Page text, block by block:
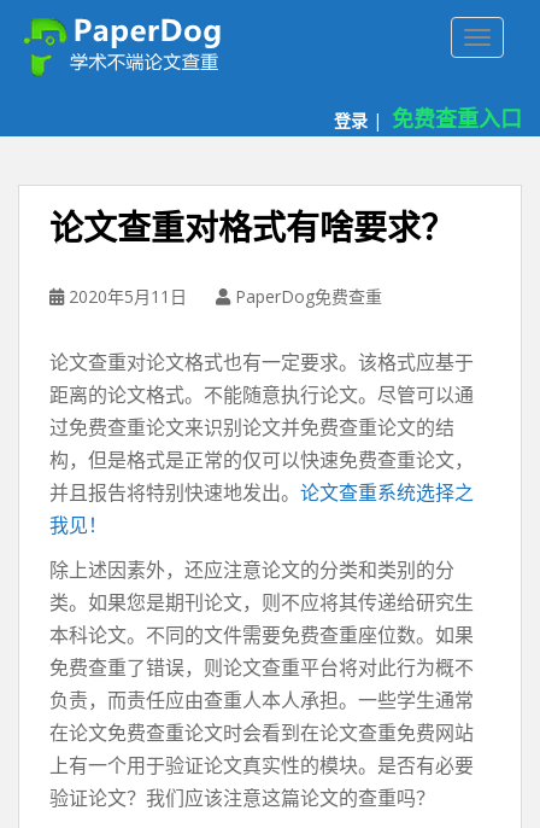
登录 | 免费查重入口
论文查重对格式有啥要求？
2020年5月11日 PaperDog免费查重
论文查重对论文格式也有一定要求。该格式应基于
距离的论文格式。不能随意执行论文。尽管可以通
过免费查重论文来识别论文并免费查重论文的结
构，但是格式是正常的仅可以快速免费查重论文，
并且报告将特别快速地发出。 论文查重系统选择之
我见！
除上述因素外，还应注意论文的分类和类别的分
类。如果您是期刊论文，则不应将其传递给研究生
本科论文。不同的文件需要免费查重座位数。如果
免费查重了错误，则论文查重平台将对此行为概不
负责，而责任应由查重人本人承担。一些学生通常
在论文免费查重论文时会看到在论文查重免费网站
上有一个用于验证论文真实性的模块。是否有必要
验证论文？我们应该注意这篇论文的查重吗？